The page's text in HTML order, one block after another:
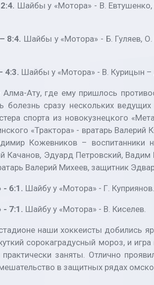
Шайбы у «Мотора» - В.
8:4. Шайбы у «Мотора» - Б. Гуляев,
4:3. Шайбы у «Мотора» - В. Курицын –
Ату, где ему пришлось
болезнь сразу нескольких
спорта из новокузнецкого
«Трактора» - вратарь
Кожевников – воспитанники
Эдуард Петровский, Вадим
Валерий Михеев, защитник
- 6:1. Шайбу у «Мотора» - Г. Куприянов.
- 7:1. Шайбу у «Мотора» - В. Киселев.
наши хоккеисты добились
сорокаградусный мороз, и
заняты. Отлично
в защитных рядах